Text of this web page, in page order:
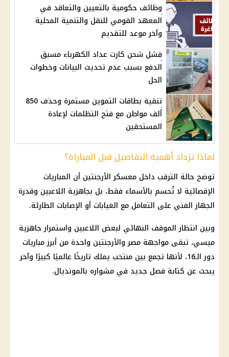
وظائف حكومية بالتعيين والتعاقد في
المعهد القومي للنقل والتنمية المحلية
وآخر موعد للتقديم
فشل شحن كارت عداد الكهرباء مسبق
الدفع بسبب عدم تحديث البيانات وخطوات
الحل
تنقية بطاقات التموين مستمرة وحذف 850
ألف مواطن مع فتح التظلمات لإعادة
المستحقين
لماذا تزداد أهمية التفاصيل قبل المباراة؟
توضح حالة الترقب داخل معسكر الأرجنتين أن المباريات
الإقصائية لا تُحسم بالأسماء فقط، بل بجاهزية اللاعبين وقدرة
الجهاز الفني على التعامل مع الغيابات أو الإصابات الطارئة.
وبين انتظار الموقف النهائي لبعض اللاعبين واستمرار جاهزية
ميسي، تبقى مواجهة مصر والأرجنتين واحدة من أبرز مباريات
دور الـ16، لأنها تجمع بين منتخب يملك تاريخًا عالميًا كبيرًا وآخر
يبحث عن كتابة فصل جديد في مشواره بالمونديال.